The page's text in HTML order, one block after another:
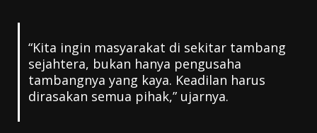
“Kita ingin masyarakat di sekitar tambang
sejahtera, bukan hanya pengusaha
tambangnya yang kaya. Keadilan harus
dirasakan semua pihak,” ujarnya.